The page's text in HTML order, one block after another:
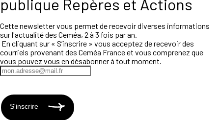
publique Repères et Actions
Cette newsletter vous permet de recevoir diverses informations
sur l'actualité des Ceméa, 2 à 3 fois par an.
En cliquant sur « S’inscrire » vous acceptez de recevoir des
courriels provenant des Ceméa France et vous comprenez que
vous pouvez vous en désabonner à tout moment.
S'inscrire